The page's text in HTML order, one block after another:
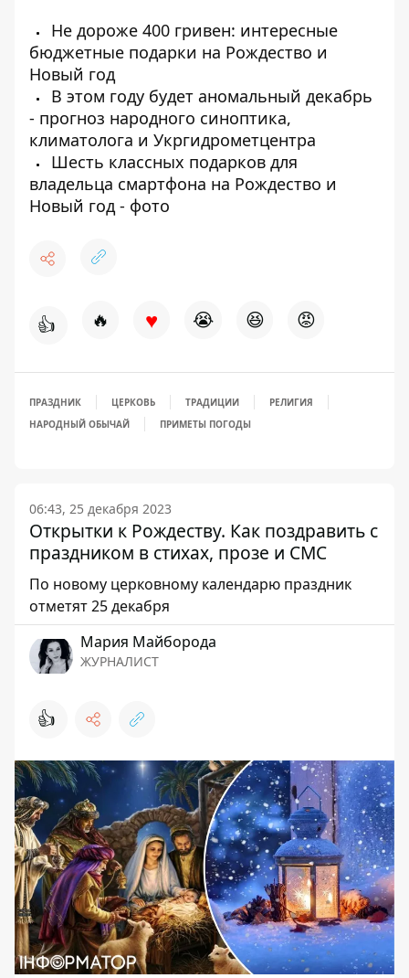
Не дороже 400 гривен: интересные
бюджетные подарки на Рождество и
Новый год
В этом году будет аномальный декабрь
- прогноз народного синоптика,
климатолога и Укргидрометцентра
Шесть классных подарков для
владельца смартфона на Рождество и
Новый год - фото
👍 🔥 ♥ 😭 😆 😡
ПРАЗДНИК ЦЕРКОВЬ ТРАДИЦИИ
РЕЛИГИЯ
НАРОДНЫЙ ОБЫЧАЙ
ПРИМЕТЫ ПОГОДЫ
06:43, 25 декабря 2023
Открытки к Рождеству. Как поздравить с
праздником в стихах, прозе и СМС
По новому церковному календарю праздник
отметят 25 декабря
Мария Майборода
ЖУРНАЛИСТ
👍